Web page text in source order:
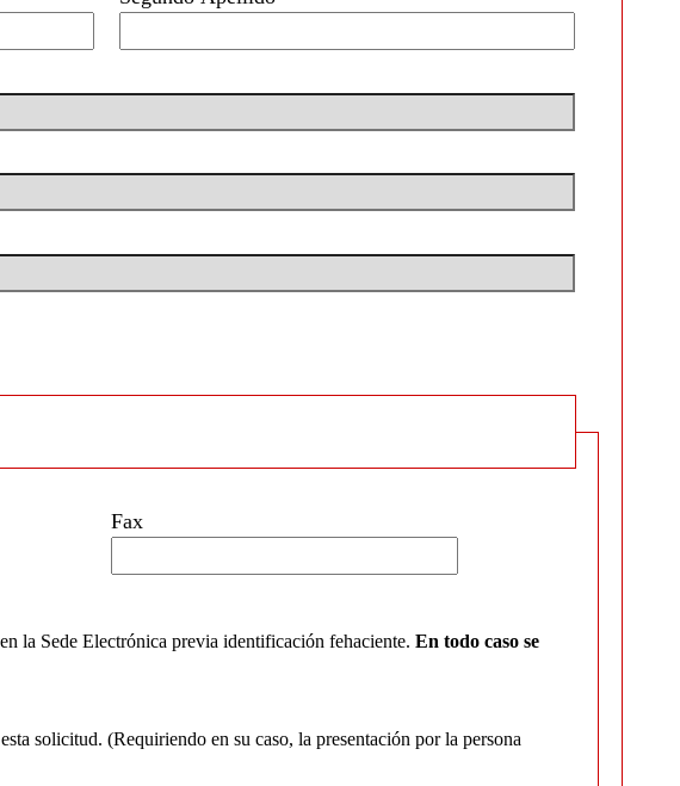
Fax
la Sede Electrónica previa identificación fehaciente.En todo caso se
solicitud. (Requiriendo en su caso, la presentación por la persona